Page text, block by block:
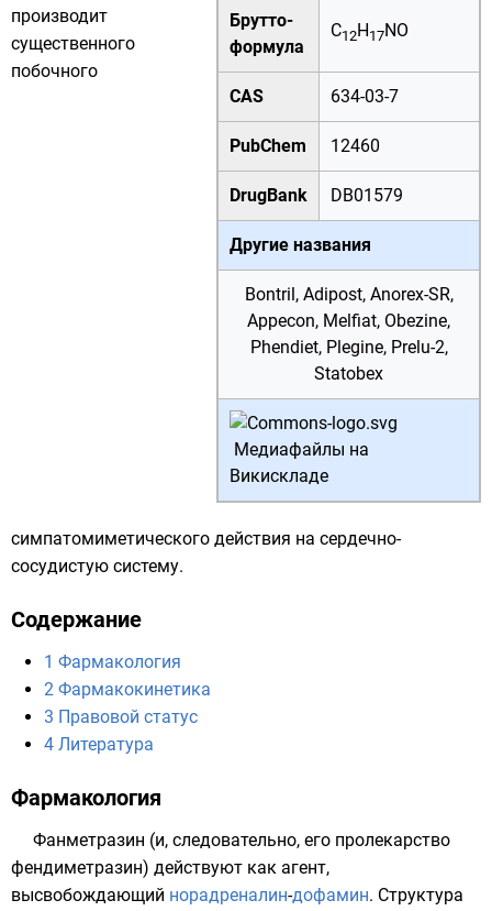
Брутто-
формула
C12H17NO
CAS 634-03-7
PubChem 12460
DrugBank DB01579
Другие названия
Bontril, Adipost, Anorex-SR,
Appecon, Melfiat, Obezine,
Phendiet, Plegine, Prelu-2,
Statobex
Медиафайлы на
Викискладе
производит
существенного
побочного
симпатомиметического действия на сердечно-
сосудистую систему.
Содержание
1 Фармакология
2 Фармакокинетика
3 Правовой статус
4 Литература
Фармакология
Фанметразин (и, следовательно, его пролекарство
фендиметразин) действуют как агент,
высвобождающий норадреналин-дофамин. Структура